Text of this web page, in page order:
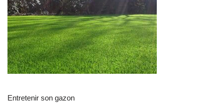
Entretenir son gazon